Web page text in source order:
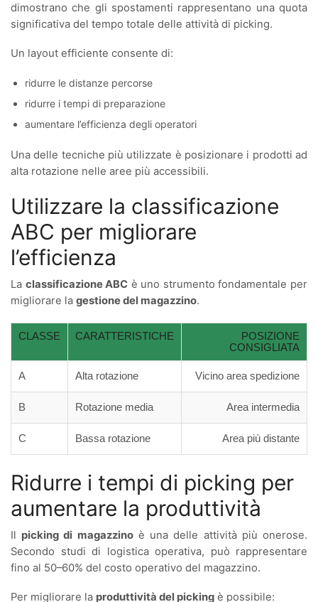
dimostrano che gli spostamenti rappresentano una quota
significativa del tempo totale delle attività di picking.
Un layout efficiente consente di:
ridurre le distanze percorse
ridurre i tempi di preparazione
aumentare l’efficienza degli operatori
Una delle tecniche più utilizzate è posizionare i prodotti ad
alta rotazione nelle aree più accessibili.
Utilizzare la classificazione
ABC per migliorare
l’efficienza
La classificazione ABC è uno strumento fondamentale per
migliorare la gestione del magazzino.
CLASSE CARATTERISTICHE
POSIZIONE
CONSIGLIATA
A Alta rotazione Vicino area spedizione
B Rotazione media Area intermedia
C Bassa rotazione Area più distante
Ridurre i tempi di picking per
aumentare la produttività
Il picking di magazzinoè una delle attività più onerose.
Secondo studi di logistica operativa, può rappresentare
fino al 50–60% del costo operativo del magazzino.
Per migliorare la produttività del picking è possibile: